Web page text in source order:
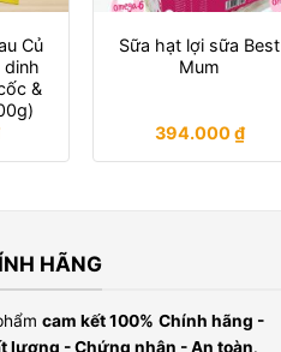
Củ
dinh
&
Sữa hạt lợi sữa Best
Mum
394.000₫
HÃNG
cam kết 100% Chính hãng -
lương - Chứng nhận - An toàn.